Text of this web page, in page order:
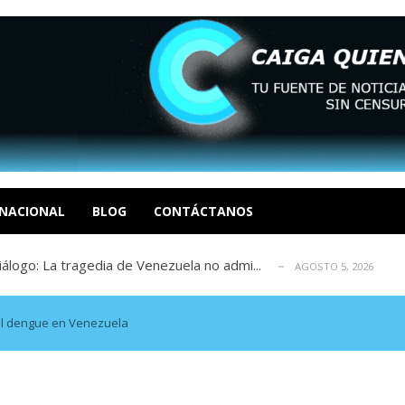
BLOG CONTÁCTANOS
I por la libertad inmediata de l... AGOSTO 5, 2026
revisión de su solicitud de l... AGOSTO 5, 2026
según ONG AGOSTO 5, 2026
entrada masiva de inmigrantes a Ceut...
La tragedia de Venezuela no admi... AGOSTO 5, 2026
I por la libertad inmediata de l... AGOSTO 5, 2026
revisión de su solicitud de l...
según ONG AGOSTO 5, 2026
dengue en Venezuela